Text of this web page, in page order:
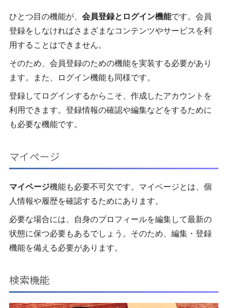
ひとつ目の機能が、 会員登録とログイン機能です。会員
登録をしなければさまざまなコンテンツやサービスを利
用することはできません。
そのため、会員登録のための機能を実装する必要があり
ます。また、ログイン機能も同様です。
登録してログインするからこそ、作成したアカウントを
利用できます。登録情報の確認や編集などをするために
も必要な機能です。
マイページ
マイページ機能も必要不可欠です。マイページとは、個
人情報や履歴を確認するためにあります。
必要な場合には、自身のプロフィールを編集して最新の
状態に保つ必要もあるでしょう。そのため、編集・登録
機能を備える必要があります。
検索機能